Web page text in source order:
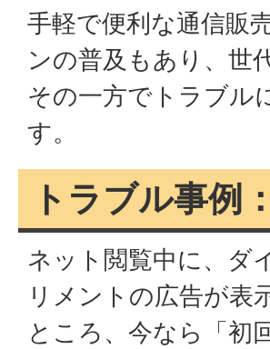
手軽で便利な通信販
ンの普及もあり、世
その一方でトラブル
す。
トラブル事例
ネット閲覧中に、ダ
リメントの広告が表
ところ、今なら「初